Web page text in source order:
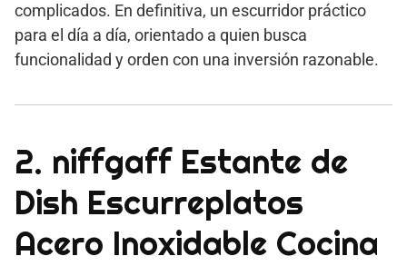
complicados. En definitiva, un escurridor práctico
para el día a día, orientado a quien busca
funcionalidad y orden con una inversión razonable.
2. niffgaff Estante de
Dish Escurreplatos
Acero Inoxidable Cocina